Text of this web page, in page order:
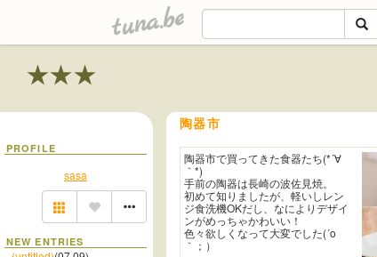
tuna.be
★★★
PROFILE
sasa
NEW ENTRIES
陶器市
陶器市で買ってきた食器たち(*´∀
｀*)
手前の陶器は長崎の波佐見焼。
初めて知りましたが、軽いしレン
ジ食洗機OKだし、なによりデザイ
ンがめっちゃかわいい！
色々欲しくなって大変でした(´o
｀；）